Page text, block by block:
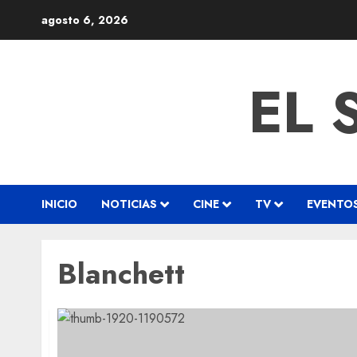
agosto 6, 2026
EL
INICIO NOTICIAS CINE TV
Blanchett